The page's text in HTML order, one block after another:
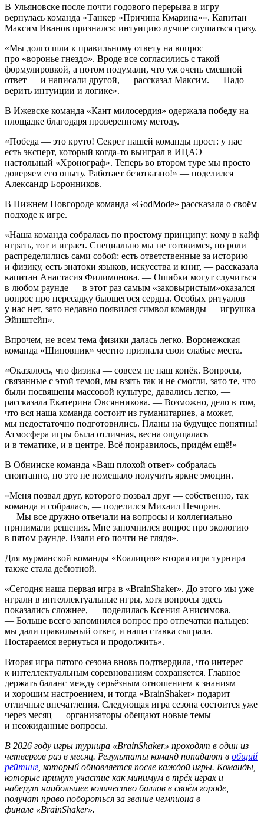
В Ульяновске после почти годового перерыва в игру
вернулась команда «Танкер «Причина Кмарина»». Капитан
Максим Иванов признался: интуицию лучше слушаться сразу.
«Мы долго шли к правильному ответу на вопрос
про «воронье гнездо». Вроде все согласились с такой
формулировкой, а потом подумали, что уж очень смешной
ответ — и написали другой, — рассказал Максим. — Надо
верить интуиции и логике».
В Ижевске команда «Кант милосердия» одержала победу на
площадке благодаря проверенному методу.
«Победа — это круто! Секрет нашей команды прост: у нас
есть эксперт, который когда-то выиграл в ИЦАЭ
настольный «Хронограф». Теперь во втором туре мы просто
доверяем его опыту. Работает безотказно!» — поделился
Александр Боронников.
В Нижнем Новгороде команда «GodMode» рассказала о своём
подходе к игре.
«Наша команда собралась по простому принципу: кому в кайф
играть, тот и играет. Специально мы не готовимся, но роли
распределились сами собой: есть ответственные за историю
и физику, есть знатоки языков, искусства и книг, — рассказала
капитан Анастасия Филимонова. — Ошибки могут случиться
в любом раунде — в этот раз самым «заковыристым»оказался
вопрос про пересадку бьющегося сердца. Особых ритуалов
у нас нет, зато недавно появился символ команды — игрушка
Эйнштейн».
Впрочем, не всем тема физики далась легко. Воронежская
команда «Шиповник» честно признала свои слабые места.
«Оказалось, что физика — совсем не наш конёк. Вопросы,
связанные с этой темой, мы взять так и не смогли, зато те, что
были посвящены массовой культуре, давались легко, —
рассказала Екатерина Овсянникова. — Возможно, дело в том,
что вся наша команда состоит из гуманитариев, а может,
мы недостаточно подготовились. Планы на будущее понятны!
Атмосфера игры была отличная, весна ощущалась
и в тематике, и в центре. Всё понравилось, придём ещё!»
В Обнинске команда «Ваш плохой ответ» собралась
спонтанно, но это не помешало получить яркие эмоции.
«Меня позвал друг, которого позвал друг — собственно, так
команда и собралась, — поделился Михаил Печорин.
— Мы все дружно отвечали на вопросы и коллегиально
принимали решения. Мне запомнился вопрос про экологию
в пятом раунде. Взяли его почти не глядя».
Для мурманской команды «Коалиция» вторая игра турнира
также стала дебютной.
«Сегодня наша первая игра в «BrainShaker». До этого мы уже
играли в интеллектуальные игры, хотя вопросы здесь
показались сложнее, — поделилась Ксения Анисимова.
— Больше всего запомнился вопрос про отпечатки пальцев:
мы дали правильный ответ, и наша ставка сыграла.
Постараемся вернуться и продолжить».
Вторая игра пятого сезона вновь подтвердила, что интерес
к интеллектуальным соревнованиям сохраняется. Главное
держать баланс между серьёзным отношением к знаниям
и хорошим настроением, и тогда «BrainShaker» подарит
отличные впечатления. Следующая игра сезона состоится уже
через месяц — организаторы обещают новые темы
и неожиданные вопросы.
В 2026 году игры турнира «BrainShaker» проходят в один из
четвергов раз в месяц. Результаты команд попадают в общий
рейтинг , который обновляется после каждой игры. Команды,
которые примут участие как минимум в трёх играх и
наберут наибольшее количество баллов в своём городе,
получат право побороться за звание чемпиона в
финале «BrainShaker».